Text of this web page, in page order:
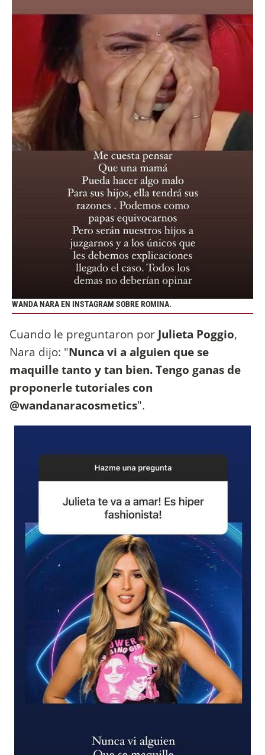
WANDA NARA EN INSTAGRAM SOBRE ROMINA.
Cuando le preguntaron por Julieta Poggio,
Nara dijo: "Nunca vi a alguien que se
maquille tanto y tan bien. Tengo ganas de
proponerle tutoriales con
@wandanaracosmetics".